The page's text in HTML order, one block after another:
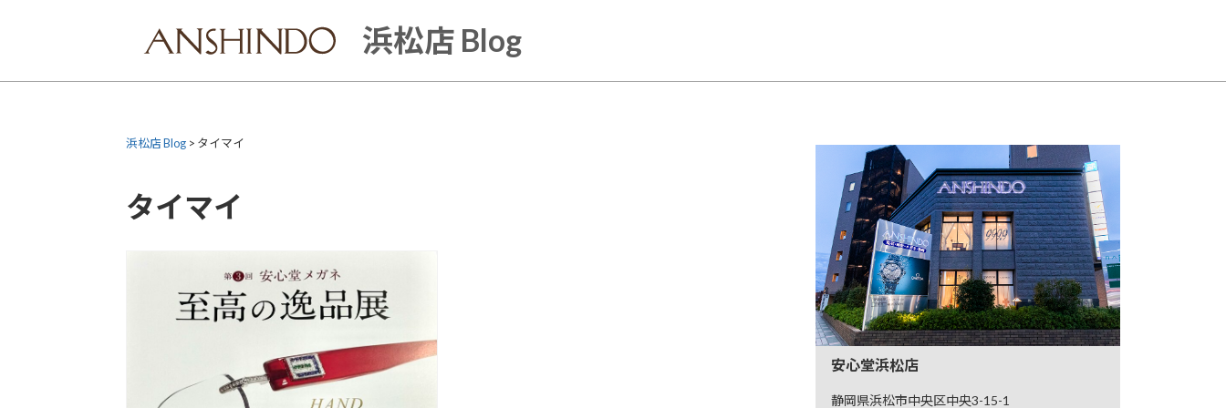
浜松店 Blog
浜松店 Blog > タイマイ
タイマイ
安心堂浜松店
静岡県浜松市中央区中央3-15-1